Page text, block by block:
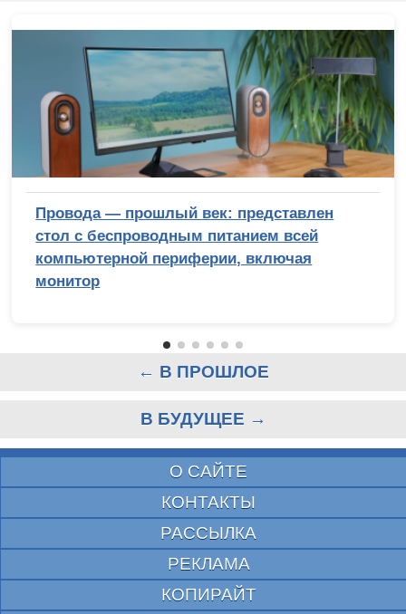
Провода — прошлый век: представлен
стол с беспроводным питанием всей
компьютерной периферии, включая
монитор
← В ПРОШЛОЕ
В БУДУЩЕЕ →
О САЙТЕ
КОНТАКТЫ
РАССЫЛКА
РЕКЛАМА
КОПИРАЙТ